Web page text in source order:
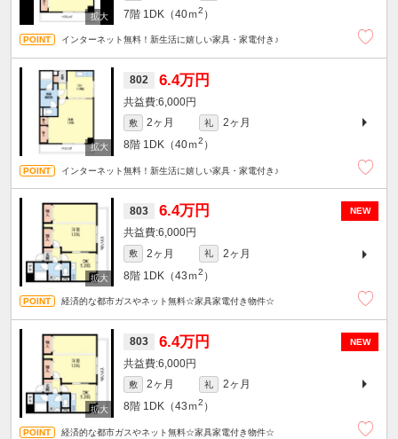
7階 1DK（40ｍ2 ）
インターネット無料！新生活に嬉しい家具・家電付き♪
802 6.4万円
6,000円
敷 2ヶ月 礼
2ヶ月
8階 1DK（40ｍ2 ）
インターネット無料！新生活に嬉しい家具・家電付き♪
NEW
803 6.4万円
6,000円
敷 2ヶ月 礼
2ヶ月
8階 1DK（43ｍ2 ）
経済的な都市ガスやネット無料☆家具家電付き物件☆
NEW
803 6.4万円
6,000円
敷 2ヶ月 礼
2ヶ月
8階 1DK（43ｍ2 ）
経済的な都市ガスやネット無料☆家具家電付き物件☆